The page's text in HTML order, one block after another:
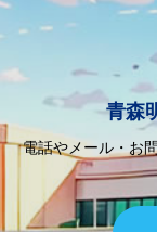
青森
電話やメール・お